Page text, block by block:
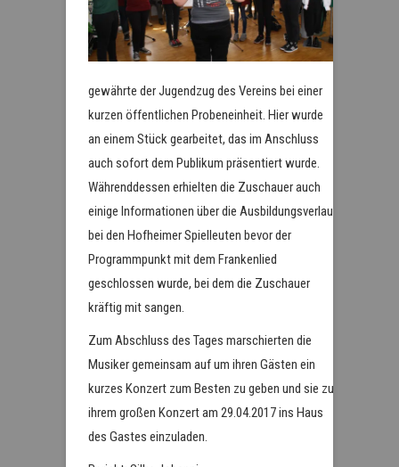
gewährte der Jugendzug des Vereins bei einer
kurzen öffentlichen Probeneinheit. Hier wurde
an einem Stück gearbeitet, das im Anschluss
auch sofort dem Publikum präsentiert wurde.
Währenddessen erhielten die Zuschauer auch
einige Informationen über die Ausbildungsverlauf
bei den Hofheimer Spielleuten bevor der
Programmpunkt mit dem Frankenlied
geschlossen wurde, bei dem die Zuschauer
kräftig mit sangen.
Zum Abschluss des Tages marschierten die
Musiker gemeinsam auf um ihren Gästen ein
kurzes Konzert zum Besten zu geben und sie zu
ihrem großen Konzert am 29.04.2017 ins Haus
des Gastes einzuladen.